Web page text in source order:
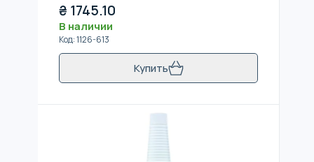
₴ 1745.10
В наличии
Код:1126-613
Купить